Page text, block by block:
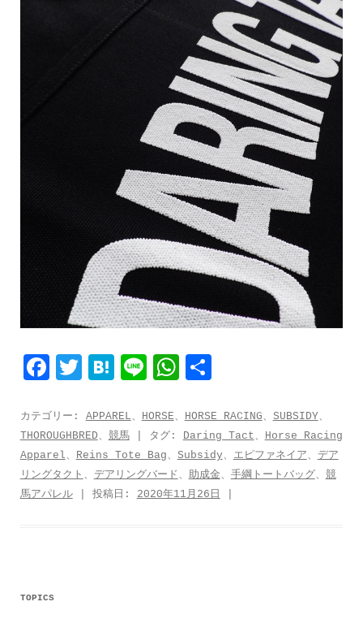
F
c
e
b
o
T
i
t
t
e
H
t
e
n
a
L
n
e
W
a
t
s
A
共
カテゴリー: APPAREL、 HORSE、 HORSE RACING、 SUBSIDY、
THOROUGHBRED、 競馬| タグ: Daring Tact、 Horse Racing
Apparel、 Reins Tote Bag、 Subsidy、 エピファネイア、 デア
リングタクト 、 デアリングバード 、 助成金、 手綱トートバッグ、 競
馬アパレル| 投稿日: 2020年11月26日
TOPICS